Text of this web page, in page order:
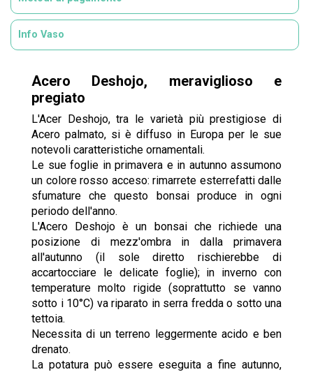
Info Vaso
Acero Deshojo, meraviglioso e
pregiato
L'Acer Deshojo, tra le varietà più prestigiose di
Acero palmato, si è diffuso in Europa per le sue
notevoli caratteristiche ornamentali.
Le sue foglie in primavera e in autunno assumono
un colore rosso acceso: rimarrete esterrefatti dalle
sfumature che questo bonsai produce in ogni
periodo dell'anno.
L'Acero Deshojo è un bonsai che richiede una
posizione di mezz'ombra in dalla primavera
all'autunno (il sole diretto rischierebbe di
accartocciare le delicate foglie); in inverno con
temperature molto rigide (soprattutto se vanno
sotto i 10°C) va riparato in serra fredda o sotto una
tettoia.
Necessita di un terreno leggermente acido e ben
drenato.
La potatura può essere eseguita a fine autunno,